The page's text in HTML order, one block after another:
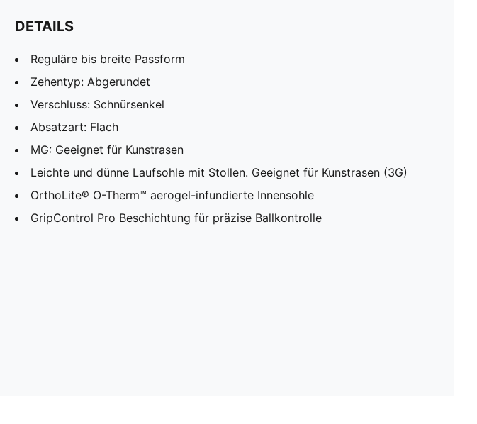
DETAILS
Reguläre bis breite Passform
Zehentyp: Abgerundet
Verschluss: Schnürsenkel
Absatzart: Flach
MG: Geeignet für Kunstrasen
Leichte und dünne Laufsohle mit Stollen. Geeignet für Kunstrasen (3G)
OrthoLite® O-Therm™ aerogel-infundierte Innensohle
GripControl Pro Beschichtung für präzise Ballkontrolle